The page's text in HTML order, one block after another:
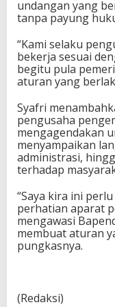
undangan yang
tanpa payung
“Kami selaku
bekerja sesuai
begitu pula
aturan yang
Syafri
pengusaha
mengagendakan
menyampaikan
administrasi,
terhadap
“Saya kira ini
perhatian aparat
mengawasi
membuat aturan
pungkasnya.
(Redaksi)